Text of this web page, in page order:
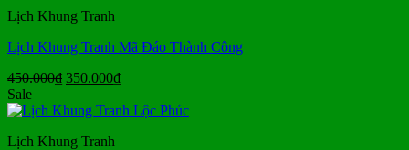
Lịch Khung Tranh
Lịch Khung Tranh Mã Đáo Thành Công
450.000₫ Giá
là:
350.000₫Giá
tại
Sale
Lịch Khung Tranh